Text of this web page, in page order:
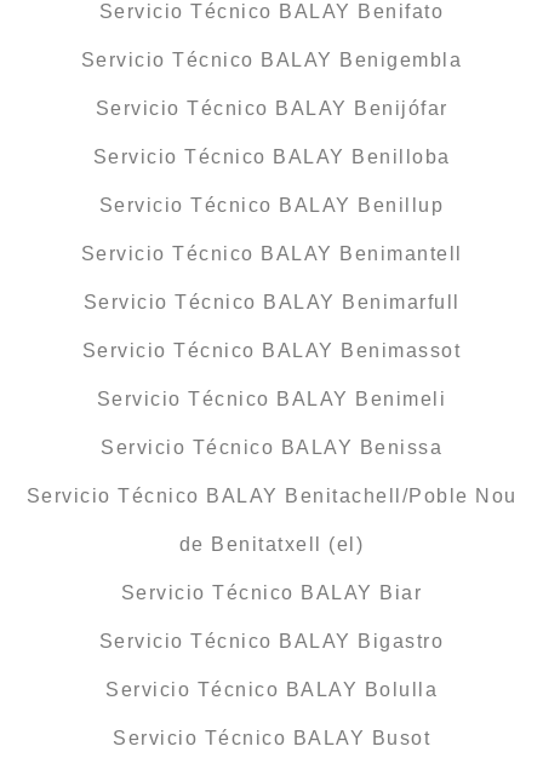
Servicio Técnico BALAY Benifato
Servicio Técnico BALAY Benigembla
Servicio Técnico BALAY Benijófar
Servicio Técnico BALAY Benilloba
Servicio Técnico BALAY Benillup
Servicio Técnico BALAY Benimantell
Servicio Técnico BALAY Benimarfull
Servicio Técnico BALAY Benimassot
Servicio Técnico BALAY Benimeli
Servicio Técnico BALAY Benissa
Servicio Técnico BALAY Benitachell/Poble Nou
de Benitatxell (el)
Servicio Técnico BALAY Biar
Servicio Técnico BALAY Bigastro
Servicio Técnico BALAY Bolulla
Servicio Técnico BALAY Busot